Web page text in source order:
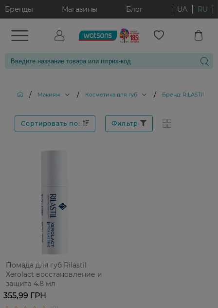
Бренды Магазины Блог UA RU
/ Макияж / Косметика для губ / Бренд: RILASTIL
Сортировать по: Фильтр
Помада для губ Rilastil
Xerolact восстановление и
защита 4.8 мл
355,99 ГРН